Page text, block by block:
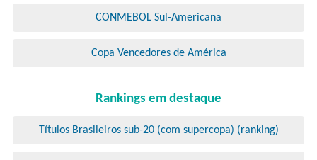
CONMEBOL Sul-Americana
Copa Vencedores de América
Rankings em destaque
Títulos Brasileiros sub-20 (com supercopa) (ranking)